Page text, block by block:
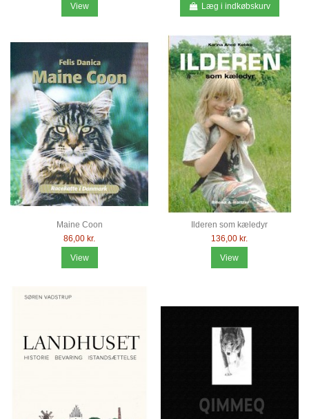
View Læg i indkøbskurv
Maine Coon
86,00 kr.
View
Ilderen som kæledyr
136,00 kr.
View